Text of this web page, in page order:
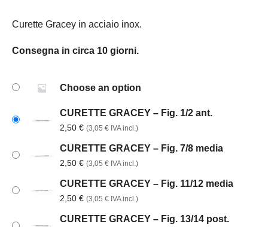
Curette Gracey in acciaio inox.
Consegna in circa 10 giorni.
Choose an option
CURETTE GRACEY – Fig. 1/2 ant.
2,50 € (3,05 € IVA incl.)
CURETTE GRACEY – Fig. 7/8 media
2,50 € (3,05 € IVA incl.)
CURETTE GRACEY – Fig. 11/12 media
2,50 € (3,05 € IVA incl.)
CURETTE GRACEY – Fig. 13/14 post.